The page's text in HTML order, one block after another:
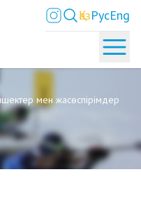
ҚазРусEng
мен жасөспірімдер